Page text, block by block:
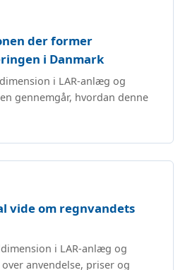
der former
i Danmark
i LAR-anlæg og
gennemgår, hvordan denne
vide om regnvandets
i LAR-anlæg og
anvendelse, priser og